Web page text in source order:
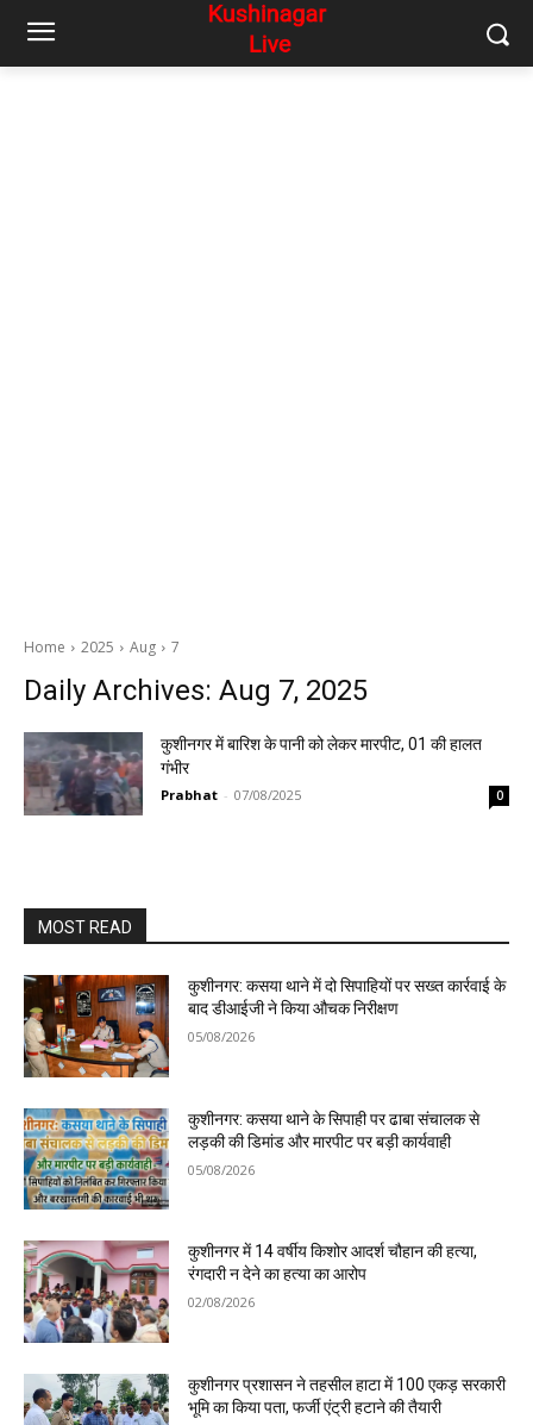
Home 2025 Aug 7
Daily Archives: Aug 7, 2025
कुशीनगर में बारिश के पानी को लेकर मारपीट, 01 की हालत
गंभीर
Prabhat - 07/08/2025 0
MOST READ
कुशीनगर: कसया थाने में दो सिपाहियों पर सख्त कार्रवाई के
बाद डीआईजी ने किया औचक निरीक्षण
05/08/2026
कुशीनगर: कसया थाने के सिपाही पर ढाबा संचालक से
लड़की की डिमांड और मारपीट पर बड़ी कार्यवाही
05/08/2026
कुशीनगर में 14 वर्षीय किशोर आदर्श चौहान की हत्या,
रंगदारी न देने का हत्या का आरोप
02/08/2026
कुशीनगर प्रशासन ने तहसील हाटा में 100 एकड़ सरकारी
भूमि का किया पता, फर्जी एंट्री हटाने की तैयारी